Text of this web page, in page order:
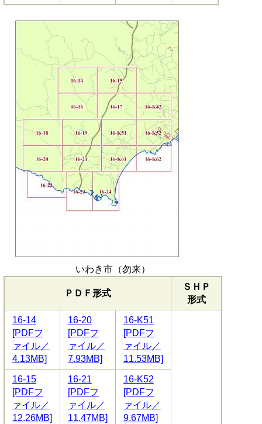
いわき市（勿来）
ＰＤＦ形式
ＳＨＰ
形式
16-14
[PDFフ
ァイル／
4.13MB]
16-20
[PDFフ
ァイル／
7.93MB]
16-K51
[PDFフ
ァイル／
11.53MB]
16-15
[PDFフ
ァイル／
12.26MB]
16-21
[PDFフ
ァイル／
11.47MB]
16-K52
[PDFフ
ァイル／
9.67MB]